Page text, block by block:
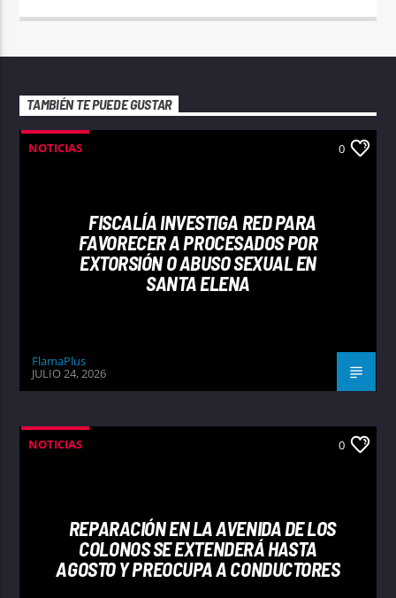
TAMBIÉN TE PUEDE GUSTAR
NOTICIAS 0
FISCALÍA INVESTIGA RED PARA
FAVORECER A PROCESADOS POR
EXTORSIÓN O ABUSO SEXUAL EN
SANTA ELENA
FlamaPlus
JULIO 24, 2026
NOTICIAS 0
REPARACIÓN EN LA AVENIDA DE LOS
COLONOS SE EXTENDERÁ HASTA
AGOSTO Y PREOCUPA A CONDUCTORES